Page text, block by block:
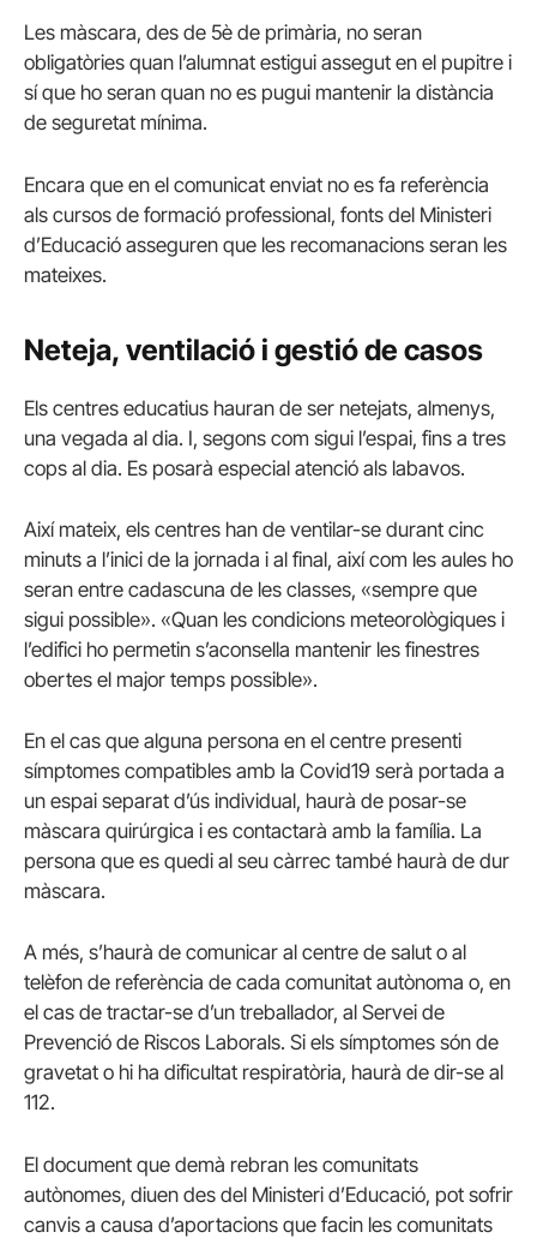
Les màscara, des de 5è de primària, no seran
obligatòries quan l’alumnat estigui assegut en el pupitre i
sí que ho seran quan no es pugui mantenir la distància
de seguretat mínima.
Encara que en el comunicat enviat no es fa referència
als cursos de formació professional, fonts del Ministeri
d’Educació asseguren que les recomanacions seran les
mateixes.
Neteja, ventilació i gestió de casos
Els centres educatius hauran de ser netejats, almenys,
una vegada al dia. I, segons com sigui l’espai, fins a tres
cops al dia. Es posarà especial atenció als labavos.
Així mateix, els centres han de ventilar-se durant cinc
minuts a l’inici de la jornada i al final, així com les aules ho
seran entre cadascuna de les classes, «sempre que
sigui possible». «Quan les condicions meteorològiques i
l’edifici ho permetin s’aconsella mantenir les finestres
obertes el major temps possible».
En el cas que alguna persona en el centre presenti
símptomes compatibles amb la Covid19 serà portada a
un espai separat d’ús individual, haurà de posar-se
màscara quirúrgica i es contactarà amb la família. La
persona que es quedi al seu càrrec també haurà de dur
màscara.
A més, s’haurà de comunicar al centre de salut o al
telèfon de referència de cada comunitat autònoma o, en
el cas de tractar-se d’un treballador, al Servei de
Prevenció de Riscos Laborals. Si els símptomes són de
gravetat o hi ha dificultat respiratòria, haurà de dir-se al
112.
El document que demà rebran les comunitats
autònomes, diuen des del Ministeri d’Educació, pot sofrir
canvis a causa d’aportacions que facin les comunitats